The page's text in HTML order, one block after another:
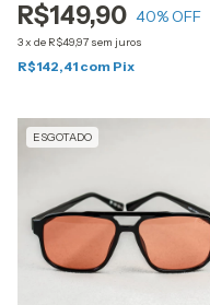
R$149,90 40% OFF
3x de R$49,97 sem juros
R$142,41 com Pix
ESGOTADO